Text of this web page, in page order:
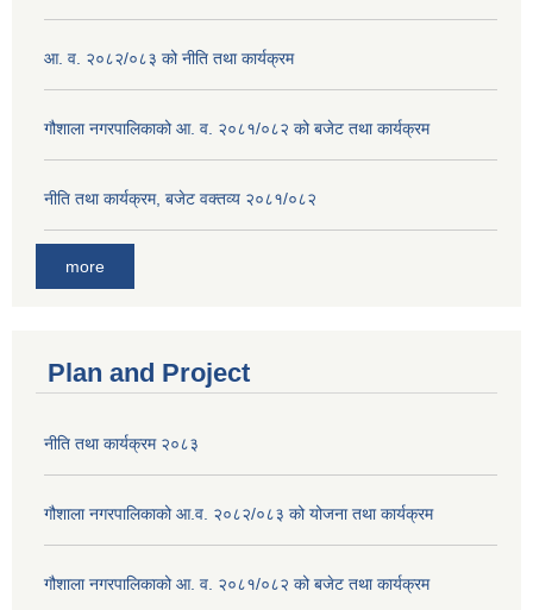
आ. व. २०८२/०८३ को नीति तथा कार्यक्रम
गौशाला नगरपालिकाको आ. व. २०८१/०८२ को बजेट तथा कार्यक्रम
नीति तथा कार्यक्रम, बजेट वक्तव्य २०८१/०८२
more
Plan and Project
नीति तथा कार्यक्रम २०८३
गौशाला नगरपालिकाको आ.व. २०८२/०८३ को योजना तथा कार्यक्रम
गौशाला नगरपालिकाको आ. व. २०८१/०८२ को बजेट तथा कार्यक्रम